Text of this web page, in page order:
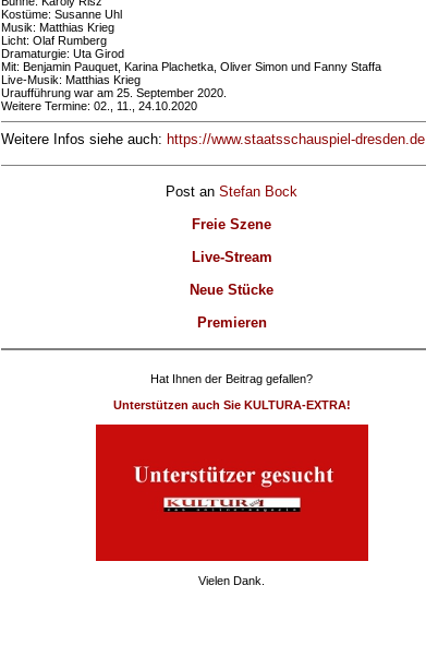
Kostüme: Susanne Uhl
Musik: Matthias Krieg
Licht: Olaf Rumberg
Dramaturgie: Uta Girod
Mit: Benjamin Pauquet, Karina Plachetka, Oliver Simon und Fanny Staffa
Live-Musik: Matthias Krieg
Uraufführung war am 25. September 2020.
Weitere Termine: 02., 11., 24.10.2020
Weitere Infos siehe auch: https://www.staatsschauspiel-dresden.de
Post an Stefan Bock
Freie Szene
Live-Stream
Neue Stücke
Premieren
Hat Ihnen der Beitrag gefallen?
Unterstützen auch Sie KULTURA-EXTRA!
Vielen Dank.